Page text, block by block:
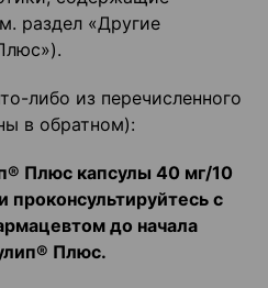
раздел «Другие
либо из перечисленного
в обратном):
® Плюс капсулы 40 мг/10
проконсультируйтесь с
до начала
® Плюс.